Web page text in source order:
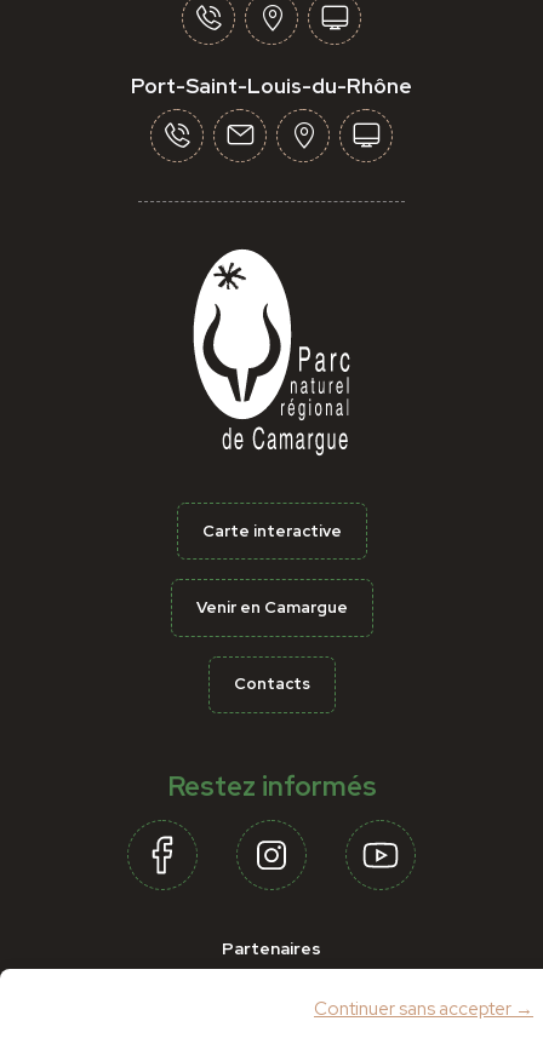
Continuer sans accepter →
Port-Saint-Louis-du-Rhône
Carte interactive
Venir en Camargue
Contacts
Restez informés
Partenaires